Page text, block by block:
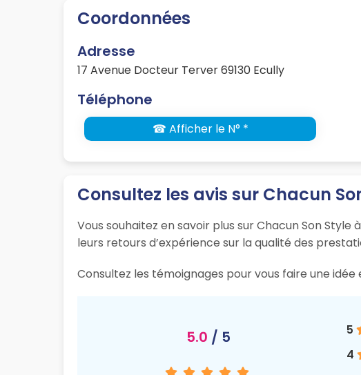
Coordonnées
Adresse
17 Avenue Docteur Terver 69130 Ecully
Téléphone
☎ Afficher le N° *
Consultez les avis sur Chacun
Vous souhaitez en savoir plus sur Chacun Son
leurs retours d’expérience sur la qualité des
Consultez les témoignages pour vous faire une
5.0 / 5 5
4